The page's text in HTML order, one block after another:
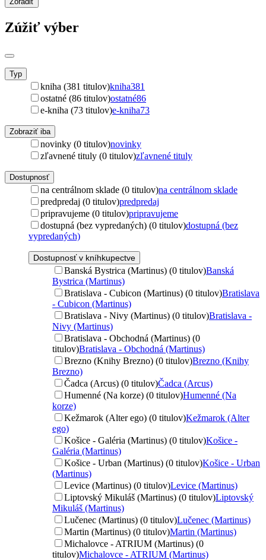
Zúžiť výber
Typ
kniha (381 titulov)kniha381
ostatné (86 titulov)ostatné86
e-kniha (73 titulov)e-kniha73
Zobraziť iba
novinky (0 titulov)novinky
zľavnené tituly (0 titulov)zľavnené tituly
Dostupnosť
na centrálnom sklade (0 titulov)na centrálnom sklade
predpredaj (0 titulov)predpredaj
pripravujeme (0 titulov)pripravujeme
dostupná (bez vypredaných) (0 titulov)dostupná (bez
vypredaných)
Dostupnosť v kníhkupectve
Banská Bystrica (Martinus) (0 titulov)Banská
Bystrica (Martinus)
Bratislava - Cubicon (Martinus) (0 titulov)Bratislava
- Cubicon (Martinus)
Bratislava - Nivy (Martinus) (0 titulov)Bratislava -
Nivy (Martinus)
Bratislava - Obchodná (Martinus) (0
titulov)Bratislava - Obchodná (Martinus)
Brezno (Knihy Brezno) (0 titulov)Brezno (Knihy
Brezno)
Čadca (Arcus) (0 titulov)Čadca (Arcus)
Humenné (Na korze) (0 titulov)Humenné (Na
korze)
Kežmarok (Alter ego) (0 titulov)Kežmarok (Alter
ego)
Košice - Galéria (Martinus) (0 titulov)Košice -
Galéria (Martinus)
Košice - Urban (Martinus) (0 titulov)Košice - Urban
(Martinus)
Levice (Martinus) (0 titulov)Levice (Martinus)
Liptovský Mikuláš (Martinus) (0 titulov)Liptovský
Mikuláš (Martinus)
Lučenec (Martinus) (0 titulov)Lučenec (Martinus)
Martin (Martinus) (0 titulov)Martin (Martinus)
Michalovce - ATRIUM (Martinus) (0
titulov)Michalovce - ATRIUM (Martinus)